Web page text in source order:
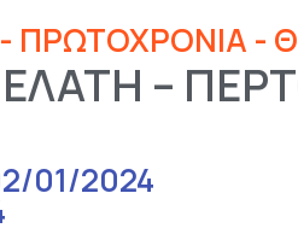
ΠΡΩΤΟΧΡΟΝΙΑ -
–
01/2024